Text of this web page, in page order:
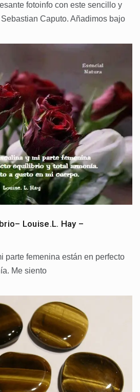
fotoinfo con este sencillo y
Caputo. Añadimos bajo
Louise.L. Hay –
parte femenina están en perfecto
Me siento